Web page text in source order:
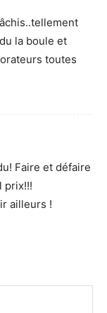
la boule et
toutes
Faire et défaire
prix!!!
ailleurs !